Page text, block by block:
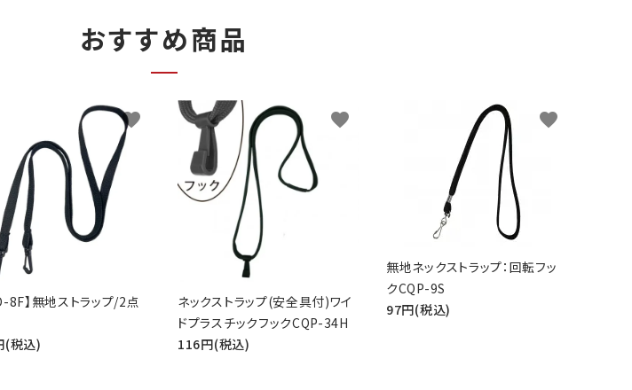
おすすめ商品
8F】無地ストラップ/2点
(税込)
favorite
ネックストラップ(安全具付)ワイ
ドプラスチックフックCQP-34H
116円(税込)
favorite
無地ネックストラップ：回転フッ
クCQP-9S
97円(税込)
favorite